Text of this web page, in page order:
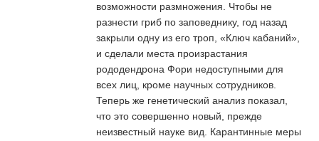
возможности размножения. Чтобы не
разнести гриб по заповеднику, год назад
закрыли одну из его троп, «Ключ кабаний»,
и сделали места произрастания
рододендрона Фори недоступными для
всех лиц, кроме научных сотрудников.
Теперь же генетический анализ показал,
что это совершенно новый, прежде
неизвестный науке вид. Карантинные меры